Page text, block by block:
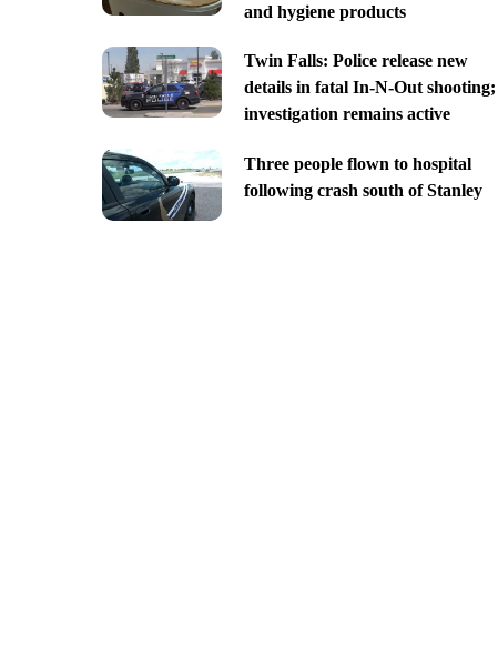
and hygiene products
Twin Falls: Police release new
details in fatal In-N-Out shooting;
investigation remains active
Three people flown to hospital
following crash south of Stanley